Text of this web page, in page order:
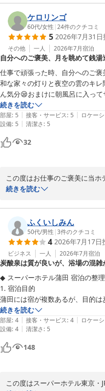
ケロリンゴ
60代/女性 |24件のクチコミ
5 2026年7月31日
その他 一人 2026年7月宿泊
自分へのご褒美、月を眺めて銭湯
仕事で頑張った時、自分へのご
和な家々の灯りと夜空の雲のキ
ん気分😪おまけに朝風呂に入っ
湯に行ける。この立地は良いです
続きを読む
部屋: 5 | 接客・サービス: 5 | ロケー
設備: 5 | 清潔さ: 5
32
この度はお仕事のご褒美に当
外に昭和な家々の灯りと夜空の
す。
お仕事の疲れを癒すために当
と、大変うれしく拝見いたしま
湯」での朝風呂や、朝食ビュッ
楽しみいただけたご様子で、私
もご評価くださりありがとうご
から徒歩約3分とアクセスが良
や銭湯も多くございますので、
す。
お客様からの温かいお言葉や素
礼申し上げます。
関東も本格的な夏を迎え、夜
季節です。どうぞお体にお気
お越しくださる日をお待ちして
続きを読む
ふくいしみん
50代/男性 |3件のクチコミ
4 2026年7月17日
ビジネス 一人 2026年7月宿泊
炭酸泉は質が良いが、浴場の混雑
◆ スーパーホテル蒲田 宿泊の整
1. 宿泊目的
蒲田には宿が複数あるが、目的は
前日に「蒲田温泉」で黒湯を体験
むために宿泊。
2. お風呂（炭酸泉）
続きを読む
部屋: 4 | 接客・サービス: 4 | ロケー
設備: 4 | 清潔さ: 5
148
この度はスーパーホテル東京・